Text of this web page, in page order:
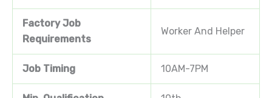
Factory Job
Requirements
Worker And Helper
Job Timing 10AM-7PM